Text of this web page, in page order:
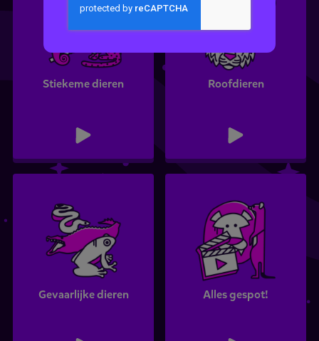
Stiekeme dieren Roofdieren
Gevaarlijke dieren Alles gespot!